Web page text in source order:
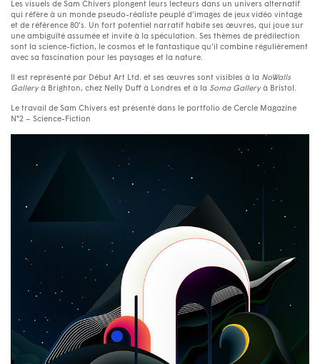
Les visuels de Sam Chivers plongent leurs lecteurs dans un univers alternatif
qui réfère à un monde pseudo-réaliste peuplé d’images de jeux vidéo vintage
et de référence 80’s. Un fort potentiel narratif habite ses œuvres, qui joue sur
une ambiguïté assumée et invite à la spéculation. Ses thèmes de prédilection
sont la science-fiction, le cosmos et le fantastique qu’il combine régulièrement
avec sa fascination pour les paysages et la nature.
Il est représenté par Début Art Ltd. et ses œuvres sont visibles à la NoWalls
Galleryà Brighton, chez Nelly Duff à Londres et à la Soma Galleryà Bristol.
Le travail de Sam Chivers est présenté dans le portfolio de Cercle Magazine
N°2 – Science-Fiction